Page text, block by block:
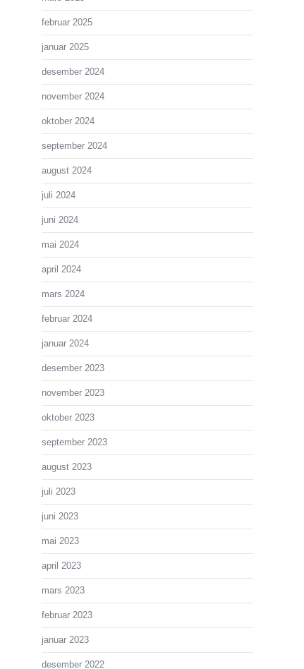
februar 2025
januar 2025
desember 2024
november 2024
oktober 2024
september 2024
august 2024
juli 2024
juni 2024
mai 2024
april 2024
mars 2024
februar 2024
januar 2024
desember 2023
november 2023
oktober 2023
september 2023
august 2023
juli 2023
juni 2023
mai 2023
april 2023
mars 2023
februar 2023
januar 2023
desember 2022